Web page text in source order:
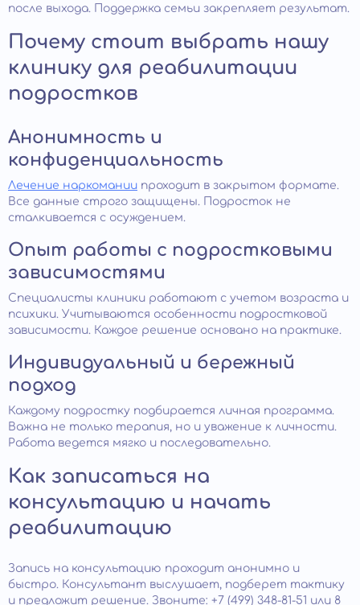
после выхода. Поддержка семьи закрепляет результат.
Почему стоит выбрать нашу
клинику для реабилитации
подростков
Анонимность и
конфиденциальность
Лечение наркомании проходит в закрытом формате.
Все данные строго защищены. Подросток не
сталкивается с осуждением.
Опыт работы с подростковыми
зависимостями
Специалисты клиники работают с учетом возраста и
психики. Учитываются особенности подростковой
зависимости. Каждое решение основано на практике.
Индивидуальный и бережный
подход
Каждому подростку подбирается личная программа.
Важна не только терапия, но и уважение к личности.
Работа ведется мягко и последовательно.
Как записаться на
консультацию и начать
реабилитацию
Запись на консультацию проходит анонимно и
быстро. Консультант выслушает, подберет тактику
и предложит решение. Звоните: +7 (499) 348-81-51 или 8